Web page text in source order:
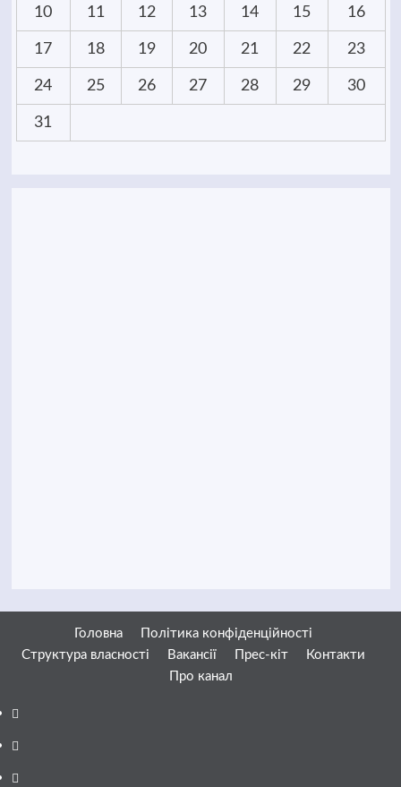
10 11 12 13 14 15 16
17 18 19 20 21 22 23
24 25 26 27 28 29 30
31
Головна
Політика конфіденційності
Структура власності
Вакансії Прес-кіт
Контакти
Про канал
Facebook
YouTube
Telegram